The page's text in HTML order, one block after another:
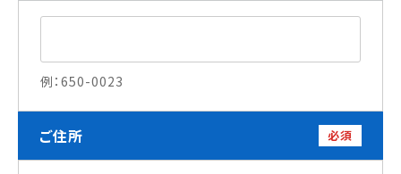
Eラーニング
施設・設備紹介
先生紹介
例：650-0023
ご住所 必須